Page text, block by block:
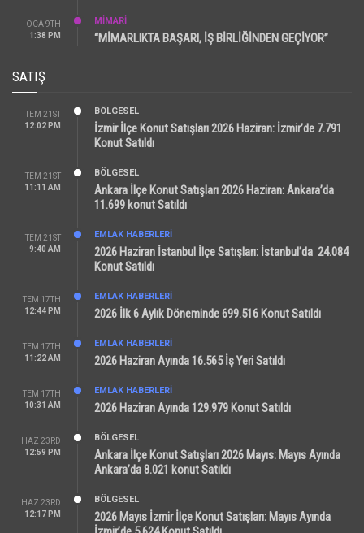
OCA 9TH
1:38 PM
MİMARİ
“MİMARLIKTA BAŞARI, İŞ BİRLİĞİNDEN GEÇİYOR”
SATIŞ
TEM 21ST
12:02 PM
BÖLGESEL
İzmir İlçe Konut Satışları 2026 Haziran: İzmir’de 7.791
Konut Satıldı
TEM 21ST
11:11 AM
BÖLGESEL
Ankara İlçe Konut Satışları 2026 Haziran: Ankara’da
11.699 konut Satıldı
TEM 21ST
9:40 AM
EMLAK HABERLERI
2026 Haziran İstanbul İlçe Satışları: İstanbul’da 24.084
Konut Satıldı
TEM 17TH
12:44 PM
EMLAK HABERLERI
2026 İlk 6 Aylık Döneminde 699.516 Konut Satıldı
TEM 17TH
11:22 AM
EMLAK HABERLERI
2026 Haziran Ayında 16.565 İş Yeri Satıldı
TEM 17TH
10:31 AM
EMLAK HABERLERI
2026 Haziran Ayında 129.979 Konut Satıldı
HAZ 23RD
12:59 PM
BÖLGESEL
Ankara İlçe Konut Satışları 2026 Mayıs: Mayıs Ayında
Ankara’da 8.021 konut Satıldı
HAZ 23RD
12:17 PM
BÖLGESEL
2026 Mayıs İzmir İlçe Konut Satışları: Mayıs Ayında